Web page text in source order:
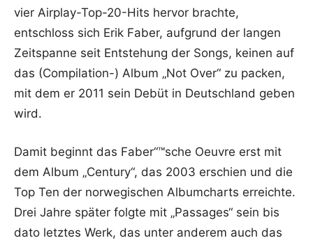
vier Airplay-Top-20-Hits hervor brachte,
entschloss sich Erik Faber, aufgrund der langen
Zeitspanne seit Entstehung der Songs, keinen auf
das (Compilation-) Album „Not Over“ zu packen,
mit dem er 2011 sein Debüt in Deutschland geben
wird.
Damit beginnt das Faber“™sche Oeuvre erst mit
dem Album „Century“, das 2003 erschien und die
Top Ten der norwegischen Albumcharts erreichte.
Drei Jahre später folgte mit „Passages“ sein bis
dato letztes Werk, das unter anderem auch das